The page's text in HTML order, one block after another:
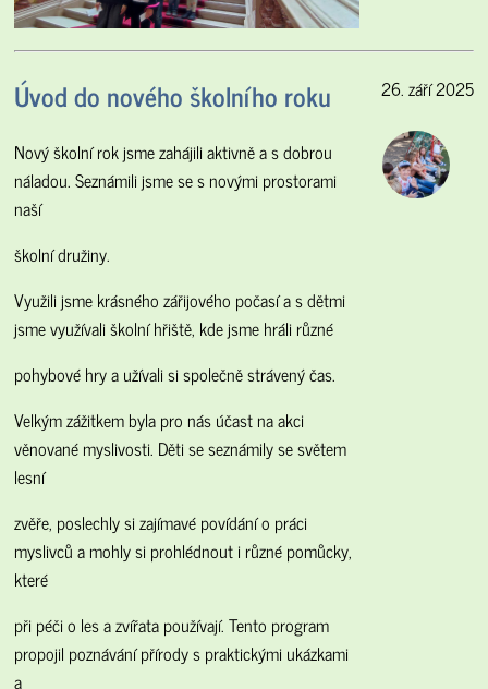
Úvod do nového školního roku
Nový školní rok jsme zahájili aktivně a s dobrou
náladou. Seznámili jsme se s novými prostorami
naší
školní družiny.
Využili jsme krásného zářijového počasí a s dětmi
jsme využívali školní hřiště, kde jsme hráli různé
pohybové hry a užívali si společně strávený čas.
Velkým zážitkem byla pro nás účast na akci
věnované myslivosti. Děti se seznámily se světem
lesní
zvěře, poslechly si zajímavé povídání o práci
myslivců a mohly si prohlédnout i různé pomůcky,
které
při péči o les a zvířata používají. Tento program
propojil poznávání přírody s praktickými ukázkami
a
26. září 2025